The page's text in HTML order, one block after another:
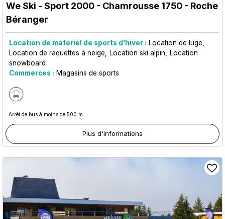
We Ski - Sport 2000 - Chamrousse 1750 - Roche
Béranger
Location de matériel de sports d'hiver : Location de luge
Location de raquettes à neige
Location ski alpin
Location
snowboard
Commerces : Magasins de sports
Arrêt de bus à moins de 500 m
Plus d'informations